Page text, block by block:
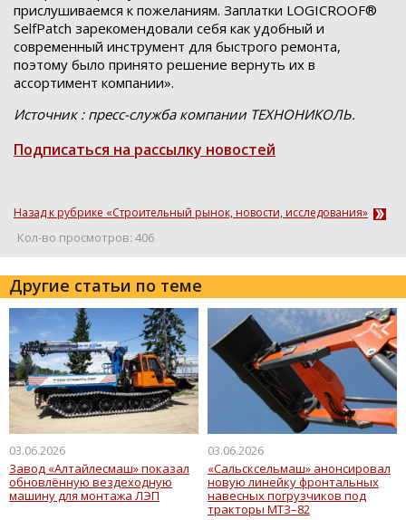
прислушиваемся к пожеланиям. Заплатки LOGICROOF®
SelfPatch зарекомендовали себя как удобный и
современный инструмент для быстрого ремонта,
поэтому было принято решение вернуть их в
ассортимент компании».
Источник : пресс-служба компании ТЕХНОНИКОЛЬ.
Подписаться на рассылку новостей
Назад к рубрике «Строительный рынок, новости, исследования»
Кол-во просмотров: 406
Другие статьи по теме
03.06.2026
Завод «Алтайлесмаш» показал
обновлённую вездеходную
машину для монтажа ЛЭП
03.06.2026
«Сальсксельмаш» анонсировал
новую линейку фронтальных
навесных погрузчиков под
тракторы МТЗ–82